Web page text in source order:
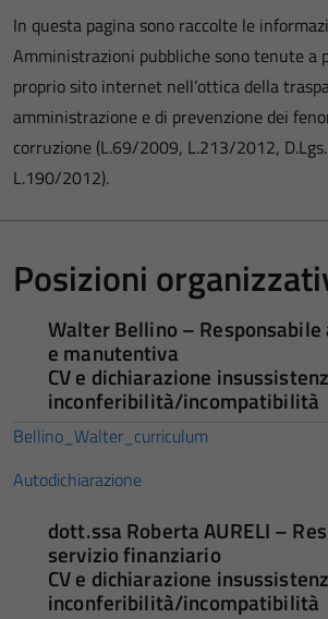
In questa pagina sono raccolte le
Amministrazioni pubbliche sono tenute a
proprio sito internet nell’ottica della
amministrazione e di prevenzione dei
corruzione (L.69/2009, L.213/2012,
L.190/2012).
Posizioni
Walter Bellino – Responsabile
e manutentiva
CV e dichiarazione
inconferibilità/incompatibilità
Bellino_Walter_curriculum
Autodichiarazione
dott.ssa Roberta AURELI –
servizio finanziario
CV e dichiarazione
inconferibilità/incompatibilità